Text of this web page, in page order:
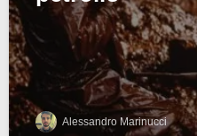
Alessandro Marinucci